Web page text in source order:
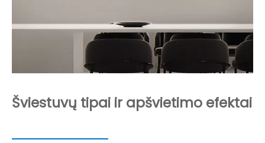
Šviestuvų tipai ir apšvietimo efektai